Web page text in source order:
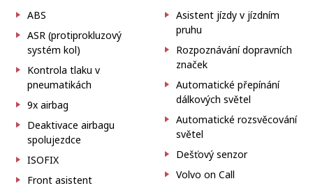
ABS
ASR (protiprokluzový
systém kol)
Kontrola tlaku v
pneumatikách
9x airbag
Deaktivace airbagu
spolujezdce
ISOFIX
Front asistent
Asistent jízdy v jízdním
pruhu
Rozpoznávání dopravních
značek
Automatické přepínání
dálkových světel
Automatické rozsvěcování
světel
Dešťový senzor
Volvo on Call